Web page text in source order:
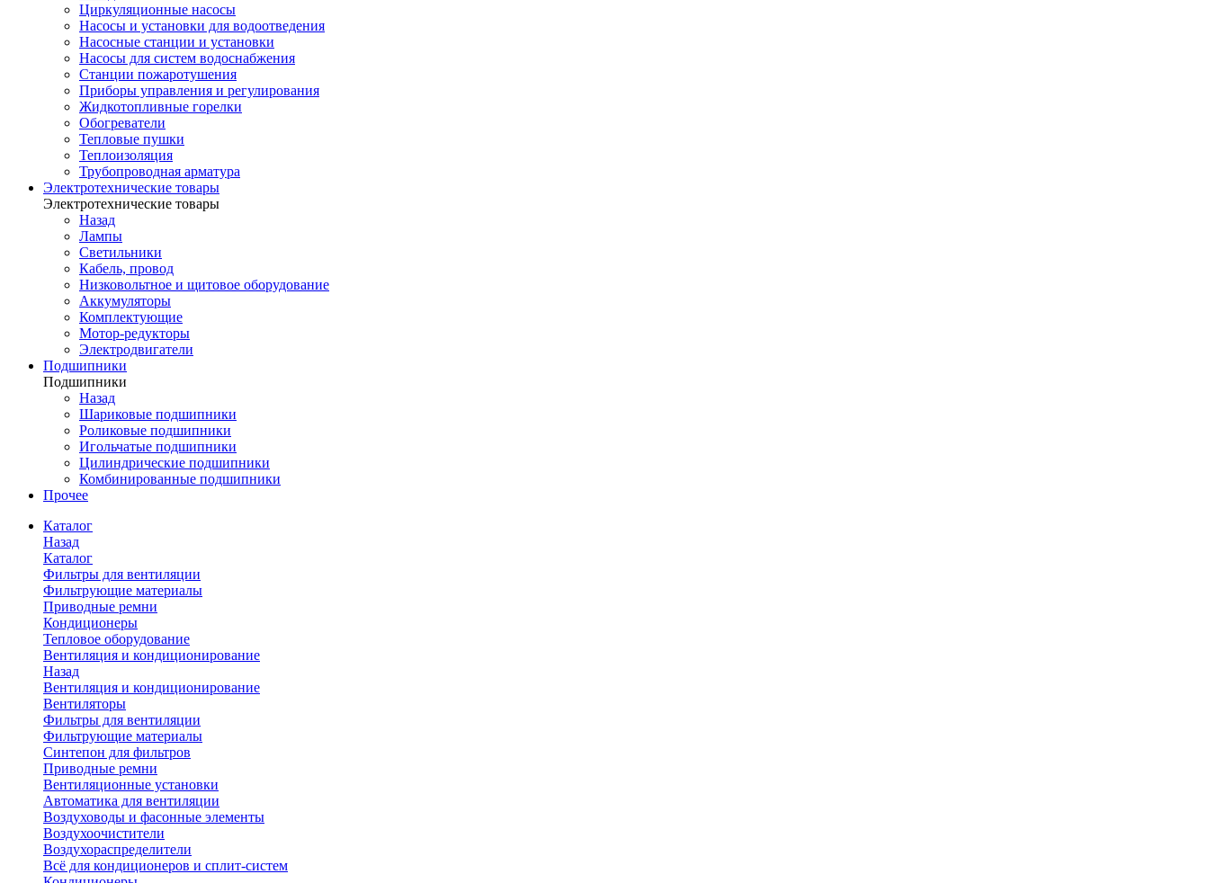
Циркуляционные насосы
Насосы и установки для водоотведения
Насосные станции и установки
Насосы для систем водоснабжения
Станции пожаротушения
Приборы управления и регулирования
Жидкотопливные горелки
Обогреватели
Тепловые пушки
Теплоизоляция
Трубопроводная арматура
Электротехнические товары
Электротехнические товары
Назад
Лампы
Светильники
Кабель, провод
Низковольтное и щитовое оборудование
Аккумуляторы
Комплектующие
Мотор-редукторы
Электродвигатели
Подшипники
Подшипники
Назад
Шариковые подшипники
Роликовые подшипники
Игольчатые подшипники
Цилиндрические подшипники
Комбинированные подшипники
Прочее
Каталог
Назад
Каталог
Фильтры для вентиляции
Фильтрующие материалы
Приводные ремни
Кондиционеры
Тепловое оборудование
Вентиляция и кондиционирование
Назад
Вентиляция и кондиционирование
Вентиляторы
Фильтры для вентиляции
Фильтрующие материалы
Синтепон для фильтров
Приводные ремни
Вентиляционные установки
Автоматика для вентиляции
Воздуховоды и фасонные элементы
Воздухоочистители
Воздухораспределители
Всё для кондиционеров и сплит-систем